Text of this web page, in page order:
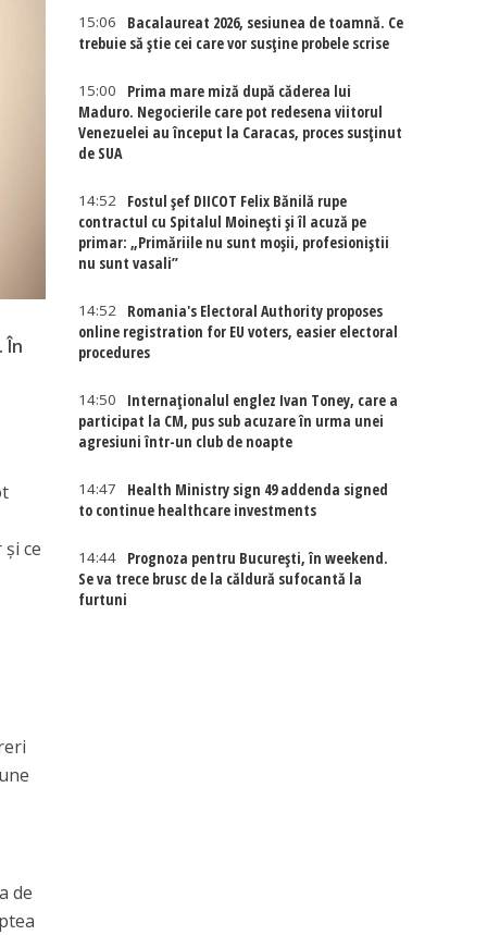
În
ce
de
15:06
Bacalaureat 2026, sesiunea de toamnă. Ce
trebuie să știe cei care vor susține probele scrise
15:00
Prima mare miză după căderea lui
Maduro. Negocierile care pot redesena viitorul
Venezuelei au început la Caracas, proces susținut
de SUA
14:52
Fostul șef DIICOT Felix Bănilă rupe
contractul cu Spitalul Moinești și îl acuză pe
primar: „Primăriile nu sunt moșii, profesioniștii
nu sunt vasali”
14:52
Romania's Electoral Authority proposes
online registration for EU voters, easier electoral
procedures
14:50
Internaţionalul englez Ivan Toney, care a
participat la CM, pus sub acuzare în urma unei
agresiuni într-un club de noapte
14:47
Health Ministry sign 49 addenda signed
to continue healthcare investments
14:44
Prognoza pentru București, în weekend.
Se va trece brusc de la căldură sufocantă la
furtuni